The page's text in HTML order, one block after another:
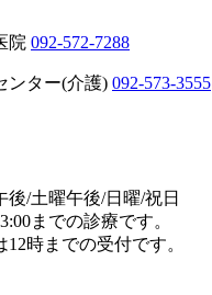
院 092-572-7288
ンター(介護) 092-573-3555
/土曜午後/日曜/祝日
までの診療です。
時までの受付です。